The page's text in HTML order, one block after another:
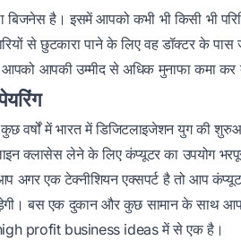
है। इसमें आपको कभी भी किसी भी
से छुटकारा पाने के लिए वह डॉक्टर के
आपकी उम्मीद से अधिक मुनाफा कमा कर
वर्षों में भारत में डिजिटलाइजेशन युग की
क्लासेस लेने के लिए कंप्यूटर का उपयोग
अगर एक टेक्नीशियन एक्सपर्ट है तो आप
बस एक दुकान और कुछ सामान के साथ
profit business ideas में से एक है।